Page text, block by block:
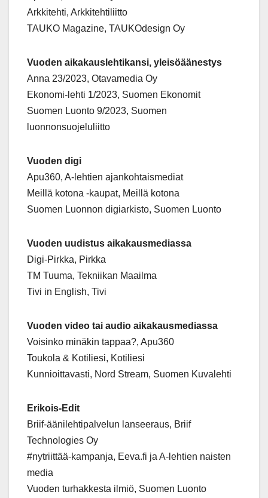
Arkkitehti, Arkkitehtiliitto
TAUKO Magazine, TAUKOdesign Oy
Vuoden aikakauslehtikansi, yleisöäänestys
Anna 23/2023, Otavamedia Oy
Ekonomi-lehti 1/2023, Suomen Ekonomit
Suomen Luonto 9/2023, Suomen
luonnonsuojeluliitto
Vuoden digi
Apu360, A-lehtien ajankohtaismediat
Meillä kotona -kaupat, Meillä kotona
Suomen Luonnon digiarkisto, Suomen Luonto
Vuoden uudistus aikakausmediassa
Digi-Pirkka, Pirkka
TM Tuuma, Tekniikan Maailma
Tivi in English, Tivi
Vuoden video tai audio aikakausmediassa
Voisinko minäkin tappaa?, Apu360
Toukola & Kotiliesi, Kotiliesi
Kunnioittavasti, Nord Stream, Suomen Kuvalehti
Erikois-Edit
Briif-äänilehtipalvelun lanseeraus, Briif
Technologies Oy
#nytriittää-kampanja, Eeva.fi ja A-lehtien naisten
media
Vuoden turhakkesta ilmiö, Suomen Luonto